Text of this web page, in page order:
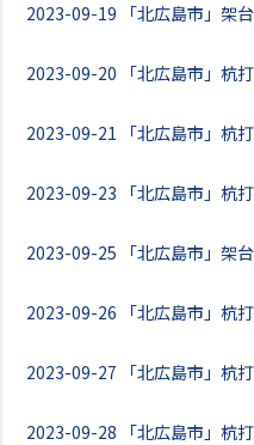
2023-09-19 「北広島市」架
2023-09-20 「北広島市」杭
2023-09-21 「北広島市」杭
2023-09-23 「北広島市」杭
2023-09-25 「北広島市」架
2023-09-26 「北広島市」杭
2023-09-27 「北広島市」杭
2023-09-28 「北広島市」杭